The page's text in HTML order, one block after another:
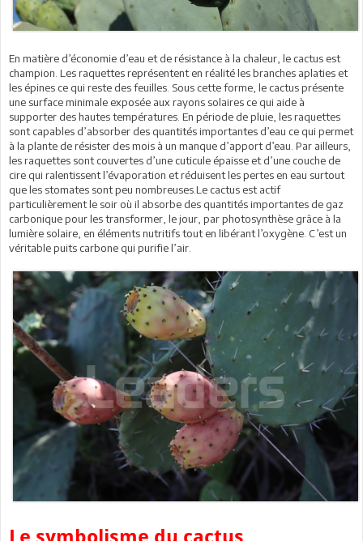
En matière d’économie d’eau et de résistance à la chaleur, le cactus est
champion. Les raquettes représentent en réalité les branches aplaties et
les épines ce qui reste des feuilles. Sous cette forme, le cactus présente
une surface minimale exposée aux rayons solaires ce qui aide à
supporter des hautes températures. En période de pluie, les raquettes
sont capables d’absorber des quantités importantes d’eau ce qui permet
à la plante de résister des mois à un manque d’apport d’eau. Par ailleurs,
les raquettes sont couvertes d’une cuticule épaisse et d’une couche de
cire qui ralentissent l’évaporation et réduisent les pertes en eau surtout
que les stomates sont peu nombreuses.Le cactus est actif
particulièrement le soir où il absorbe des quantités importantes de gaz
carbonique pour les transformer, le jour, par photosynthèse grâce à la
lumière solaire, en éléments nutritifs tout en libérant l’oxygène. C’est un
véritable puits carbone qui purifie l’air.